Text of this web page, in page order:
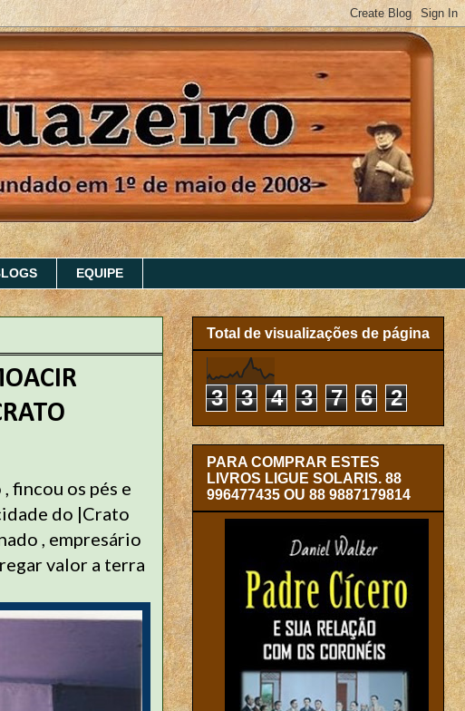
EQUIPE
fincou os pés e
do |Crato
, empresário
valor a terra
Total de visualizações de página
3 3 4 3 7 6 2
PARA COMPRAR ESTES
LIVROS LIGUE SOLARIS. 88
996477435 OU 88 9887179814